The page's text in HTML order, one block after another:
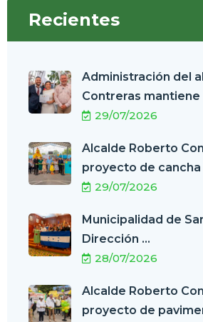
Recientes
Administración del
Contreras mantiene
29/07/2026
Alcalde Roberto
proyecto de cancha
29/07/2026
Municipalidad de
Dirección ...
28/07/2026
Alcalde Roberto
proyecto de